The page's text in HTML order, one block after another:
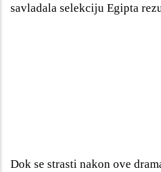
savladala selekciju Egipta
Dok se strasti nakon ove